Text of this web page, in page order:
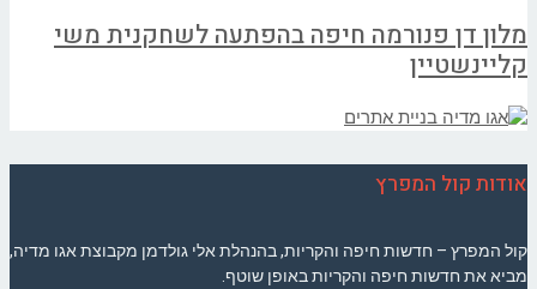
מלון דן פנורמה חיפה בהפתעה לשחקנית משי
קליינשטיין
אודות קול המפרץ
קול המפרץ – חדשות חיפה והקריות, בהנהלת אלי גולדמן מקבוצת אגו מדיה,
מביא את חדשות חיפה והקריות באופן שוטף.